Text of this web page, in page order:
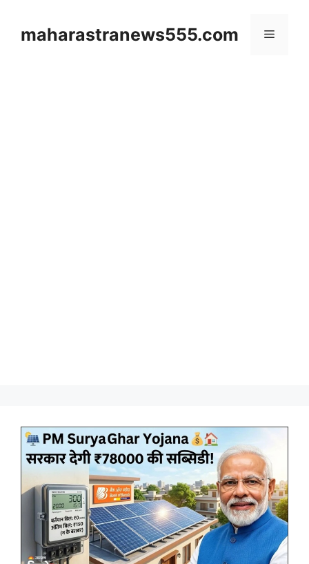
contentmaharastranews555.com Menu